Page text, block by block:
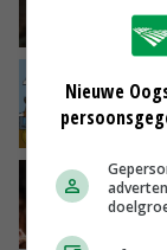
Nieuwe